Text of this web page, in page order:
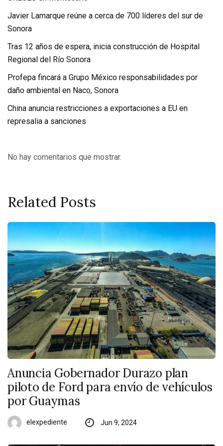
Javier Lamarque reúne a cerca de 700 líderes del sur de
Sonora
Tras 12 años de espera, inicia construcción de Hospital
Regional del Río Sonora
Profepa fincará a Grupo México responsabilidades por
daño ambiental en Naco, Sonora
China anuncia restricciones a exportaciones a EU en
represalia a sanciones
No hay comentarios que mostrar.
Related Posts
Anuncia Gobernador Durazo plan
piloto de Ford para envío de vehículos
por Guaymas
elexpediente Jun 9, 2024